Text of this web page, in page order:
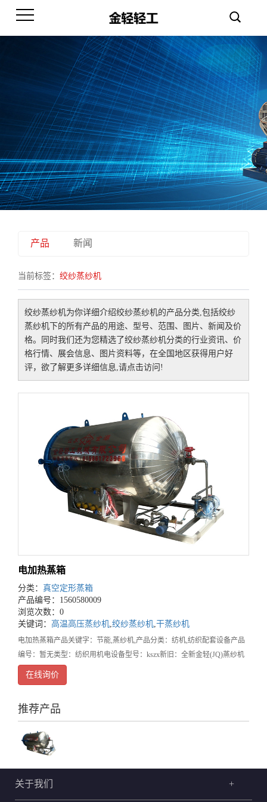
产品 新闻
当前标签： 绞纱蒸纱机
绞纱蒸纱机为你详细介绍绞纱蒸纱机的产品分类,包括绞纱
蒸纱机 下的所有产品的用途、型号、范围、图片、新闻及价
格。同时我们还为您精选了绞纱蒸纱机分类的行业资讯、价
格行情、展会信息、图片资料等，在全国地区获得用户好
评，欲了解更多详细信息,请点击访问!
电加热蒸箱
分类： 真空定形蒸箱
产品编号：1560580009
浏览次数：0
关键词： 高温高压蒸纱机,绞纱蒸纱机,干蒸纱机
电加热蒸箱产品关键字：节能,蒸纱机,产品分类：纺机,纺织配套设备产品
编号：暂无类型：纺织用机电设备型号：kszx新旧：全新金轻(JQ)蒸纱机
工作原理首步：机身预热。在蒸纱过程中，纱线上的水珠斑点是常见的毛
病，水珠斑点会引起染色以及后道工序的
在线询价
推荐产品
关于我们 +